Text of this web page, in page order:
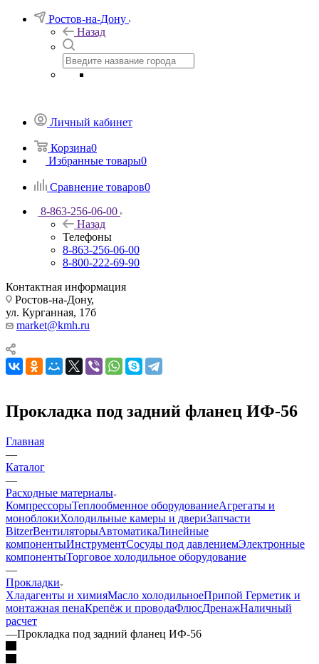
Ростов-на-Дону
Назад
Личный кабинет
Корзина0
Избранные товары0
Сравнение товаров0
8-863-256-06-00
Назад
Телефоны
8-863-256-06-00
8-800-222-69-90
Контактная информация
Ростов-на-Дону,
ул. Курганная, 17б
market@kmh.ru
Прокладка под задний фланец ИФ-56
Главная
—
Каталог
—
Расходные материалы
КомпрессорыТеплообменное оборудованиеАгрегаты и
моноблокиХолодильные камеры и двериЗапчасти
BitzerВентиляторыАвтоматикаЛинейные
компонентыИнструментСосуды под давлениемЭлектронные
компонентыТорговое холодильное оборудование
—
Прокладки
Хладагенты и химияМасло холодильноеПрипой Герметик и
монтажная пенаКрепёж и проводаФлюсДренажНаличный
расчет
—Прокладка под задний фланец ИФ-56